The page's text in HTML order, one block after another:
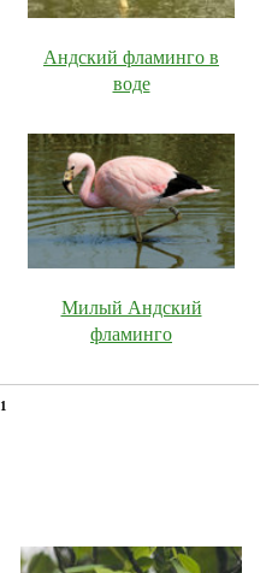
Андский фламинго в
воде
Милый Андский
фламинго
1